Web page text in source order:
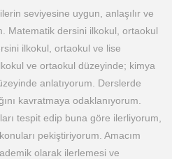
seviyesine uygun, anlaşılır ve
Matematik dersini ilkokul, ortaokul
ilkokul, ortaokul ve lise
ve ortaokul düzeyinde; kimya
anlatıyorum. Derslerde
kavratmaya odaklanıyorum.
tespit edip buna göre ilerliyorum,
pekiştiriyorum. Amacım
olarak ilerlemesi ve